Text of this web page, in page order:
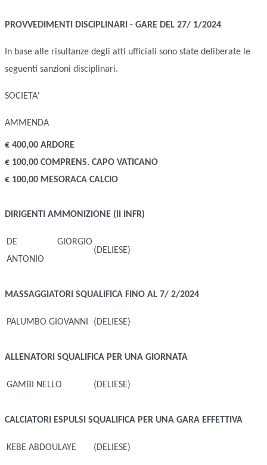
PROVVEDIMENTI DISCIPLINARI - GARE DEL 27/ 1/2024
In base alle risultanze degli atti ufficiali sono state deliberate le
seguenti sanzioni disciplinari.
SOCIETA'
AMMENDA
€ 400,00 ARDORE
€ 100,00 COMPRENS. CAPO VATICANO
€ 100,00 MESORACA CALCIO
DIRIGENTI AMMONIZIONE (II INFR)
DE GIORGIO
ANTONIO
(DELIESE)
MASSAGGIATORI SQUALIFICA FINO AL 7/ 2/2024
PALUMBO GIOVANNI (DELIESE)
ALLENATORI SQUALIFICA PER UNA GIORNATA
GAMBI NELLO (DELIESE)
CALCIATORI ESPULSI SQUALIFICA PER UNA GARA EFFETTIVA
KEBE ABDOULAYE (DELIESE)